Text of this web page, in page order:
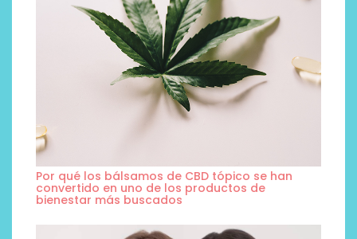
Por qué los bálsamos de CBD tópico se han
convertido en uno de los productos de
bienestar más buscados